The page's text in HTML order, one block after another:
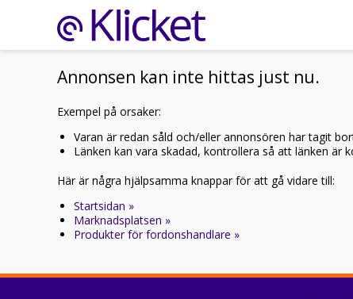
Annonsen kan inte hittas just nu.
Exempel på orsaker:
Varan är redan såld och/eller annonsören har tagit
Länken kan vara skadad, kontrollera så att länken är
Här är några hjälpsamma knappar för att gå vidare till:
Startsidan »
Marknadsplatsen »
Produkter för fordonshandlare »